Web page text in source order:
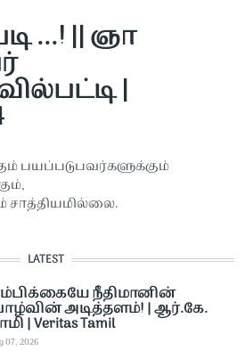
...! || ஞா
|
பயப்படுபவர்களுக்கும்
சாத்தியமில்லை.
LATEST
நீதிமானின்
அடித்தளம்! | ஆர்.கே.
| Veritas Tamil
07, 2026